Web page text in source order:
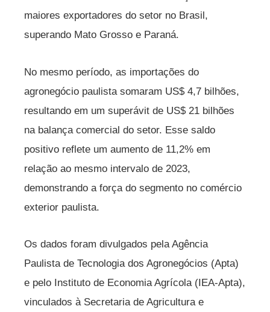
maiores exportadores do setor no Brasil,
superando Mato Grosso e Paraná.
No mesmo período, as importações do
agronegócio paulista somaram US$ 4,7 bilhões,
resultando em um superávit de US$ 21 bilhões
na balança comercial do setor. Esse saldo
positivo reflete um aumento de 11,2% em
relação ao mesmo intervalo de 2023,
demonstrando a força do segmento no comércio
exterior paulista.
Os dados foram divulgados pela Agência
Paulista de Tecnologia dos Agronegócios (Apta)
e pelo Instituto de Economia Agrícola (IEA-Apta),
vinculados à Secretaria de Agricultura e